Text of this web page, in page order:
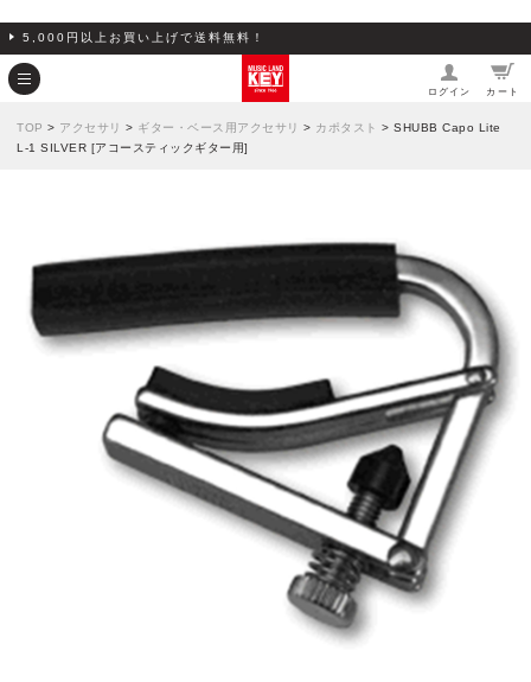
5,000円以上お買い上げで送料無料！
ログイン カート
TOP > アクセサリ > ギター・ベース用アクセサリ > カポタスト > SHUBB Capo Lite
L-1 SILVER [アコースティックギター用]